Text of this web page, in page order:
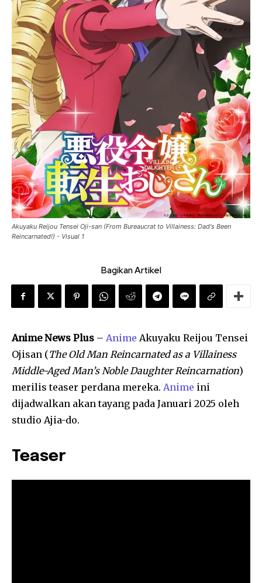
Akuyaku Reijou Tensei Oji-san (From Bureaucrat to Villainess: Dad's Been
Reincarnated!) - Visual 1
Bagikan Artikel
Anime News Plus – Anime Akuyaku Reijou Tensei
Ojisan (The Old Man Reincarnated as a Villainess
Middle-Aged Man’s Noble Daughter Reincarnation)
merilis teaser perdana mereka. Anime ini
dijadwalkan akan tayang pada Januari 2025 oleh
studio Ajia-do.
Teaser